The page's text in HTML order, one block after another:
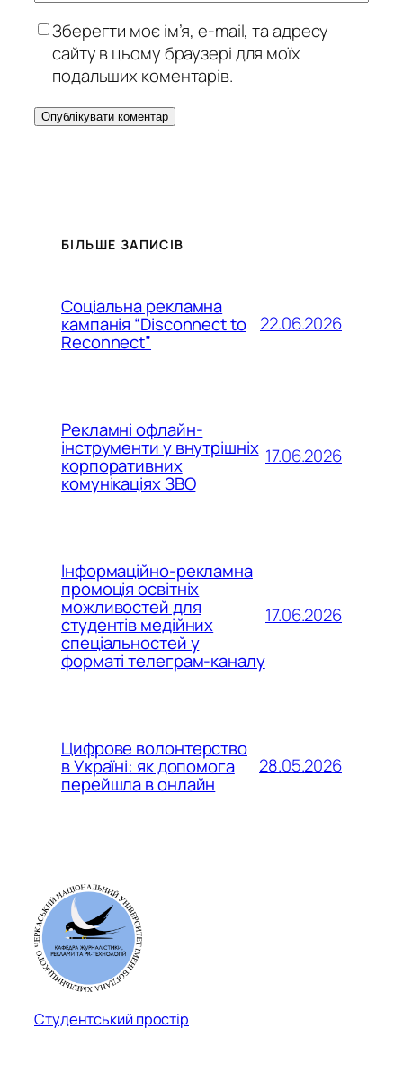
Зберегти моє ім’я, e-mail, та адресу
сайту в цьому браузері для моїх
подальших коментарів.
БІЛЬШЕ ЗАПИСІВ
Соціальна рекламна
кампанія “Disconnect to
Reconnect”
22.06.2026
Рекламні офлайн-
інструменти у внутрішніх
корпоративних
комунікаціях ЗВО
17.06.2026
Інформаційно-рекламна
промоція освітніх
можливостей для
студентів медійних
спеціальностей у
форматі телеграм-каналу
17.06.2026
Цифрове волонтерство
в Україні: як допомога
перейшла в онлайн
28.05.2026
Студентський простір